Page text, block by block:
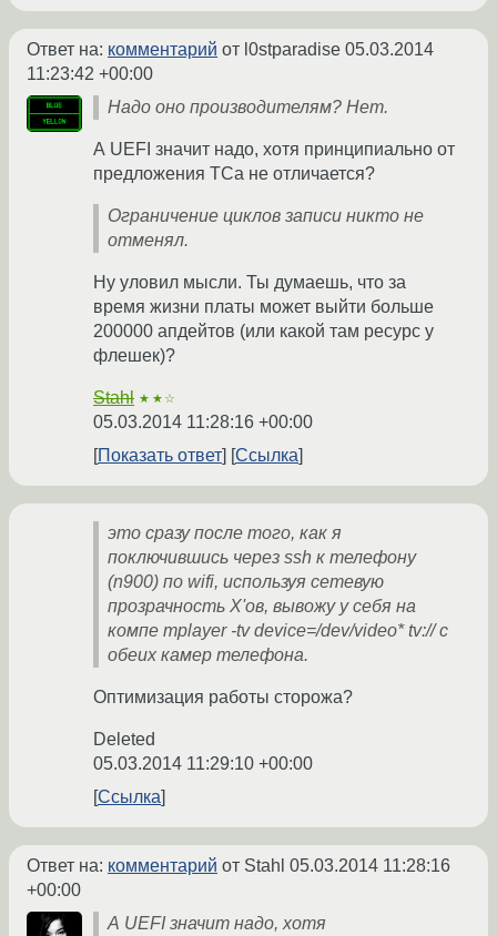
Ответ на: комментарий от l0stparadise 05.03.2014
11:23:42 +00:00
Надо оно производителям? Нет.
А UEFI значит надо, хотя принципиально от
предложения ТСа не отличается?
Ограничение циклов записи никто не
отменял.
Ну уловил мысли. Ты думаешь, что за
время жизни платы может выйти больше
200000 апдейтов (или какой там ресурс у
флешек)?
Stahl ★★☆
05.03.2014 11:28:16 +00:00
Показать ответ
Ссылка
это сразу после того, как я
поключившись через ssh к телефону
(n900) по wifi, используя сетевую
прозрачность X'ов, вывожу у себя на
компе mplayer -tv device=/dev/video* tv:// с
обеих камер телефона.
Оптимизация работы сторожа?
Deleted
05.03.2014 11:29:10 +00:00
Ссылка
Ответ на: комментарий от Stahl 05.03.2014 11:28:16
+00:00
А UEFI значит надо, хотя